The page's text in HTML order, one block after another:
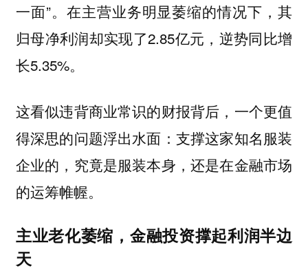
一面”。在主营业务明显萎缩的情况下，其
归母净利润却实现了2.85亿元，逆势同比增
长5.35%。
这看似违背商业常识的财报背后，一个更值
得深思的问题浮出水面：支撑这家知名服装
企业的，究竟是服装本身，还是在金融市场
的运筹帷幄。
主业老化萎缩，金融投资撑起利润半边
天